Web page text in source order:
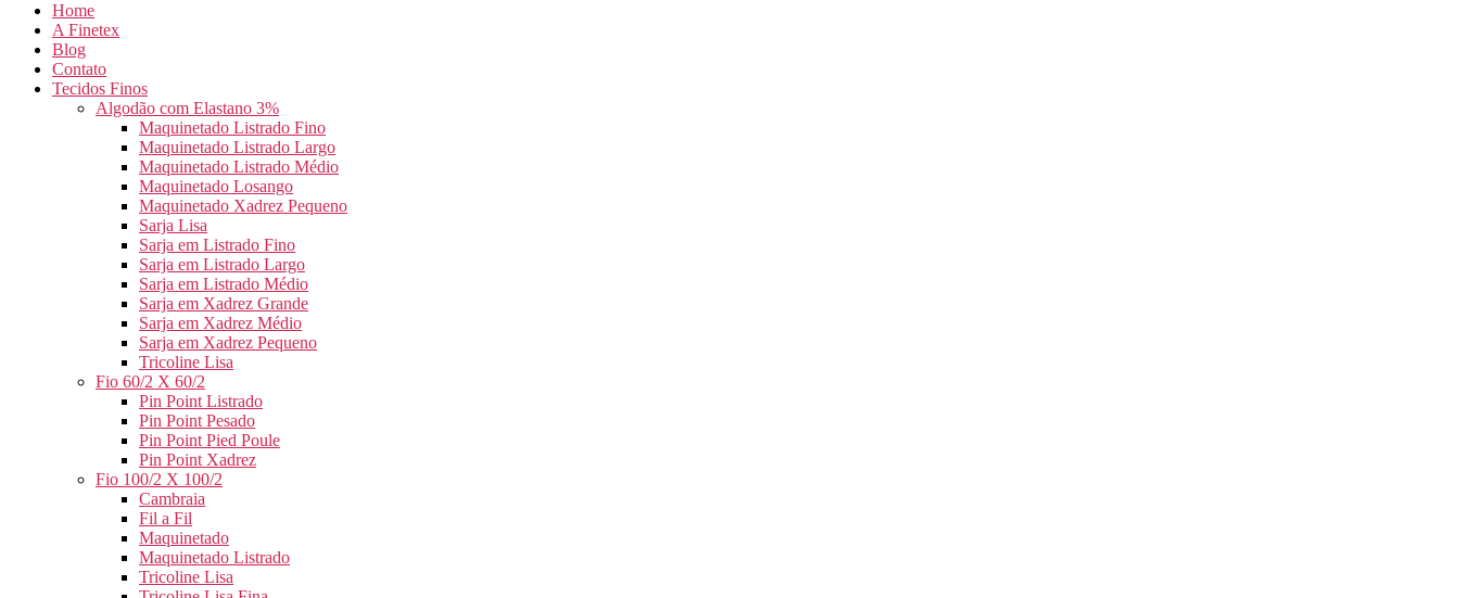
Home
A Finetex
Blog
Contato
Tecidos Finos
Algodão com Elastano 3%
Maquinetado Listrado Fino
Maquinetado Listrado Largo
Maquinetado Listrado Médio
Maquinetado Losango
Maquinetado Xadrez Pequeno
Sarja Lisa
Sarja em Listrado Fino
Sarja em Listrado Largo
Sarja em Listrado Médio
Sarja em Xadrez Grande
Sarja em Xadrez Médio
Sarja em Xadrez Pequeno
Tricoline Lisa
Fio 60/2 X 60/2
Pin Point Listrado
Pin Point Pesado
Pin Point Pied Poule
Pin Point Xadrez
Fio 100/2 X 100/2
Cambraia
Fil a Fil
Maquinetado
Maquinetado Listrado
Tricoline Lisa